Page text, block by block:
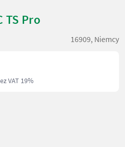
TS Pro
16909, Niemcy
VAT 19%